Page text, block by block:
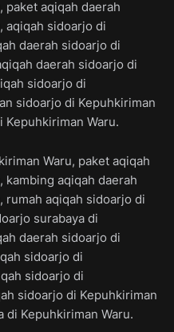
paket aqiqah daerah
aqiqah sidoarjo di
daerah sidoarjo di
daerah sidoarjo di
sidoarjo di
sidoarjo di Kepuhkiriman
Kepuhkiriman Waru.
Waru, paket aqiqah
kambing aqiqah daerah
rumah aqiqah sidoarjo di
surabaya di
daerah sidoarjo di
sidoarjo di
sidoarjo di
sidoarjo di Kepuhkiriman
di Kepuhkiriman Waru.